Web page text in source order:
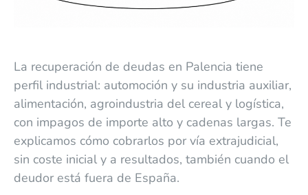
La recuperación de deudas en Palencia tiene
perfil industrial: automoción y su industria auxiliar,
alimentación, agroindustria del cereal y logística,
con impagos de importe alto y cadenas largas. Te
explicamos cómo cobrarlos por vía extrajudicial,
sin coste inicial y a resultados, también cuando el
deudor está fuera de España.